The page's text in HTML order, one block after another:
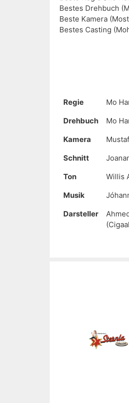
Bestes Drehbuch
Beste Kamera
Bestes Casting
Regie
Mo
Drehbuch
Mo
Kamera
Schnitt
Ton
Willis
Musik
Darsteller